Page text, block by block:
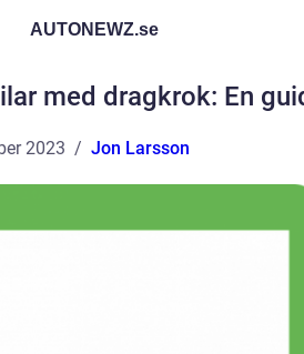
AUTONEWZ.se
med dragkrok: En
2023 Jon Larsson